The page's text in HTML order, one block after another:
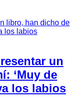
un
‘Muy de
los labios